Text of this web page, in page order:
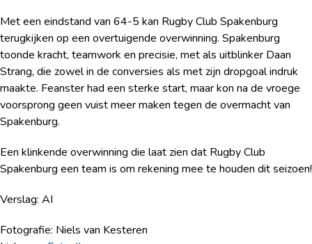
Met een eindstand van 64-5 kan Rugby Club Spakenburg
terugkijken op een overtuigende overwinning. Spakenburg
toonde kracht, teamwork en precisie, met als uitblinker Daan
Strang, die zowel in de conversies als met zijn dropgoal indruk
maakte. Feanster had een sterke start, maar kon na de vroege
voorsprong geen vuist meer maken tegen de overmacht van
Spakenburg.
Een klinkende overwinning die laat zien dat Rugby Club
Spakenburg een team is om rekening mee te houden dit seizoen!
Verslag: AI
Fotografie: Niels van Kesteren